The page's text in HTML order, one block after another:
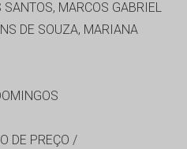
MARCOS GABRIEL
DE SOUZA, MARIANA
DE PREÇO /